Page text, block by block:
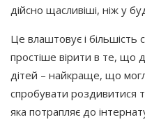
дійсно щасливіші, ніж у
Це влаштовує і більшість
простіше вірити в те, що
дітей – найкраще, що
спробувати роздивитися
яка потрапляє до